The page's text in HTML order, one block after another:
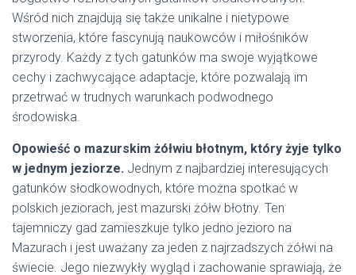
Wśród nich znajdują się także unikalne i nietypowe
stworzenia, które fascynują naukowców i miłośników
przyrody. Każdy z tych gatunków ma swoje wyjątkowe
cechy i zachwycające adaptacje, które pozwalają im
przetrwać w trudnych warunkach podwodnego
środowiska.
Opowieść o mazurskim żółwiu błotnym, który żyje tylko
w jednym jeziorze. Jednym z najbardziej interesujących
gatunków słodkowodnych, które można spotkać w
polskich jeziorach, jest mazurski żółw błotny. Ten
tajemniczy gad zamieszkuje tylko jedno jezioro na
Mazurach i jest uważany za jeden z najrzadszych żółwi na
świecie. Jego niezwykły wygląd i zachowanie sprawiają, że